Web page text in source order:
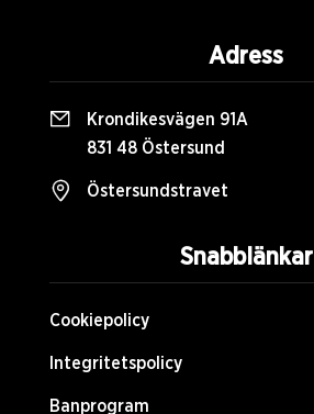
Snabblänkar
Cookiepolicy
Integritetspolicy
Banprogram
Adress
Krondikesvägen 91A
831 48 Östersund
Östersundstravet